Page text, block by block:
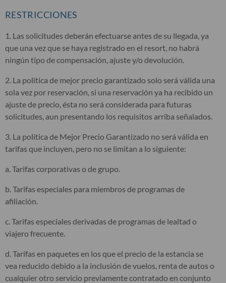
RESTRICCIONES
1. Las solicitudes deberán efectuarse antes de su llegada, ya
que una vez que se haya registrado en el resort, no habrá
ningún tipo de compensación, ajuste y/o devolución.
2. La política de mejor precio garantizado solo será válida una
sola vez por reservación, si una reservación ya ha recibido un
ajuste de precio, ésta no será considerada para futuras
solicitudes, aun presentando los requisitos arriba señalados.
3. La política de Mejor Precio Garantizado no será válida en
tarifas que incluyen, pero no se limitan a lo siguiente:
a. Tarifas corporativas o de grupo.
b. Tarifas especiales para miembros de programas de
afiliación.
c. Tarifas especiales derivadas de programas de lealtad o
viajero frecuente.
d. Tarifas en paquetes en los que el precio de la estancia se
vea reducido debido a la inclusión de vuelos, renta de autos o
cualquier otro servicio previamente contratado en conjunto